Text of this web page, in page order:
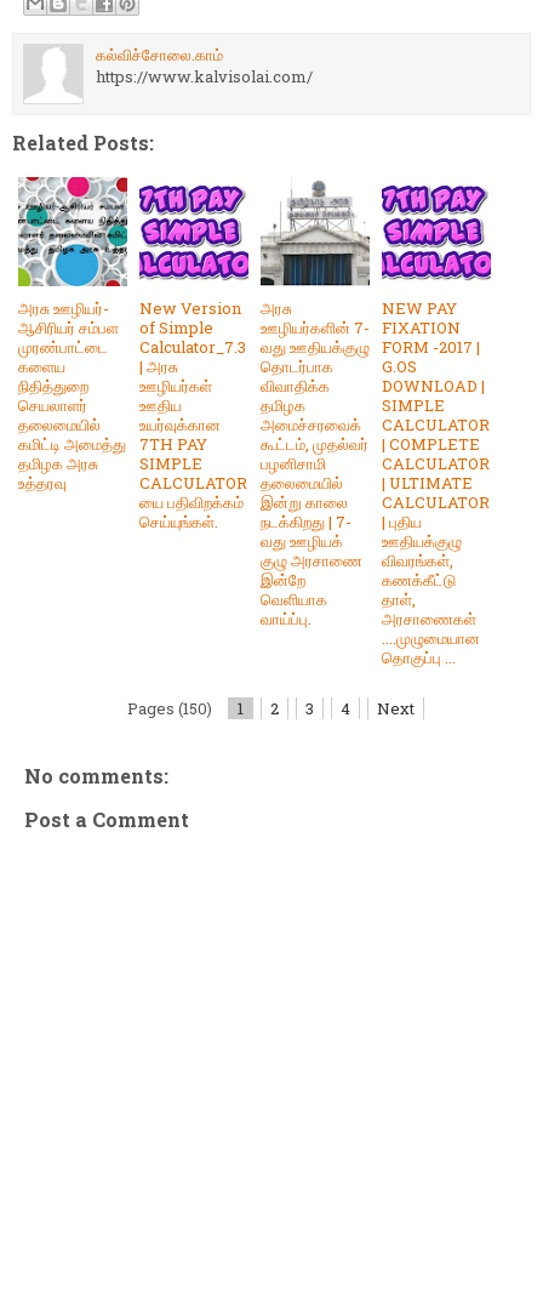
கல்விச்சோலை.காம்
https://www.kalvisolai.com/
Related Posts:
அரசு ஊழியர்-
ஆசிரியர் சம்பள
முரண்பாட்டை
களைய
நிதித்துறை
செயலாளர்
தலைமையில்
கமிட்டி அமைத்து
தமிழக அரசு
உத்தரவு
New Version
of Simple
Calculator_7.3
| அரசு
ஊழியர்கள்
ஊதிய
உயர்வுக்கான
7TH PAY
SIMPLE
CALCULATOR
யை பதிவிறக்கம்
செய்யுங்கள்.
அரசு
ஊழியர்களின் 7-
வது ஊதியக்குழு
தொடர்பாக
விவாதிக்க
தமிழக
அமைச்சரவைக்
கூட்டம், முதல்வர்
பழனிசாமி
தலைமையில்
இன்று காலை
நடக்கிறது | 7-
வது ஊழியக்
குழு அரசாணை
இன்றே
வெளியாக
வாய்ப்பு.
NEW PAY
FIXATION
FORM -2017 |
G.OS
DOWNLOAD |
SIMPLE
CALCULATOR
| COMPLETE
CALCULATOR
| ULTIMATE
CALCULATOR
| புதிய
ஊதியக்குழு
விவரங்கள்,
கணக்கீட்டு
தாள்,
அரசாணைகள்
....முழுமையான
தொகுப்பு ...
Pages (150) 1 2 3 4 Next
No comments:
Post a Comment